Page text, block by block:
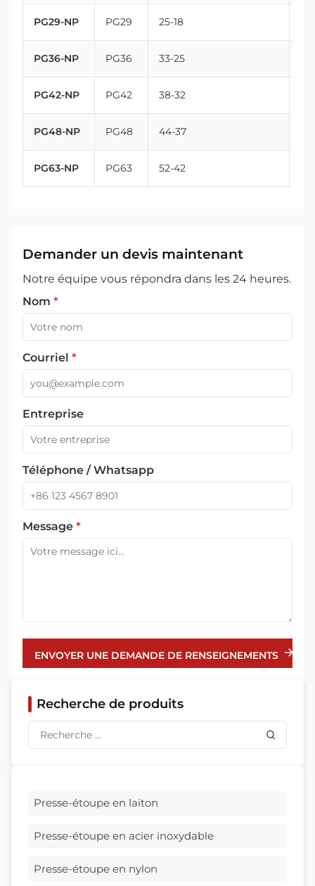
PG29-NP PG29 25-18
PG36-NP PG36 33-25
PG42-NP PG42 38-32
PG48-NP PG48 44-37
PG63-NP PG63 52-42
Demander un devis maintenant
Notre équipe vous répondra dans les 24 heures.
Nom *
Courriel *
Entreprise
Téléphone / Whatsapp
Message *
ENVOYER UNE DEMANDE DE RENSEIGNEMENTS
Recherche de produits
Presse-étoupe en laiton
Presse-étoupe en acier inoxydable
Presse-étoupe en nylon